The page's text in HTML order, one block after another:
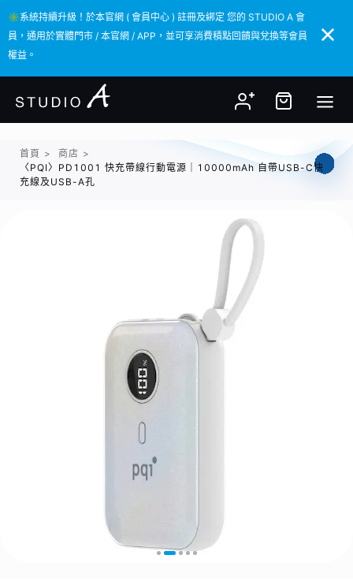
✳️系統持續升級！於本官網 ( 會員中心 ) 註冊及綁定 您的 STUDIO A 會
員，通用於實體門市 / 本官網 / APP，並可享消費積點回饋與兌換等會員
權益。
✳️系統持續升級！於本官網 ( 會員中心 ) 註冊及綁定 您的 STUDIO A 會
員，通用於實體門市 / 本官網 / APP，並可享消費積點回饋與兌換等會員
權益。
首頁 > 商店 >
〈PQI〉PD1001 快充帶線行動電源｜10000mAh 自帶USB-C快
充線及USB-A孔